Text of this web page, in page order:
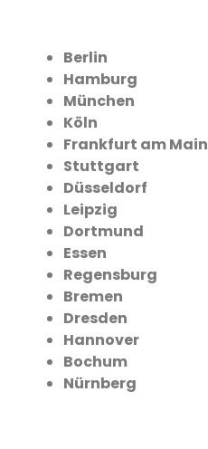
Berlin
Hamburg
München
Köln
Frankfurt am Main
Stuttgart
Düsseldorf
Leipzig
Dortmund
Essen
Regensburg
Bremen
Dresden
Hannover
Bochum
Nürnberg